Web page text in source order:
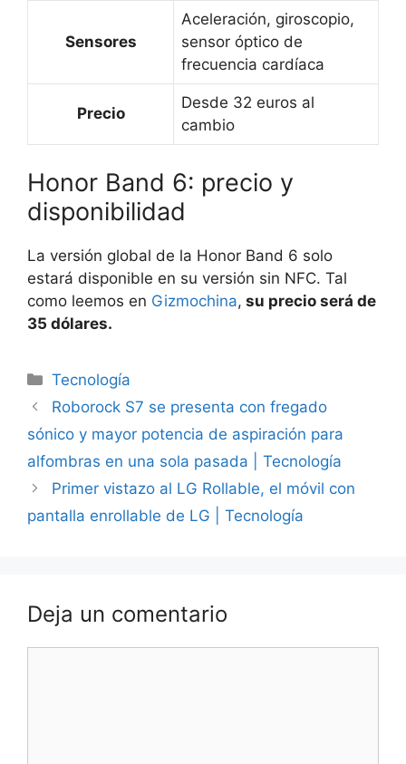
Sensores
Aceleración, giroscopio,
sensor óptico de
frecuencia cardíaca
Precio
Desde 32 euros al
cambio
Honor Band 6: precio y
disponibilidad
La versión global de la Honor Band 6 solo
estará disponible en su versión sin NFC. Tal
como leemos en Gizmochina, su precio será de
35 dólares.
Categorías
Tecnología
Roborock S7 se presenta con fregado
sónico y mayor potencia de aspiración para
alfombras en una sola pasada | Tecnología
Primer vistazo al LG Rollable, el móvil con
pantalla enrollable de LG | Tecnología
Deja un comentario